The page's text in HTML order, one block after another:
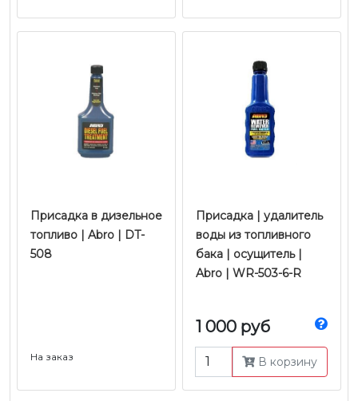
Присадка в дизельное
топливо | Abro | DT-
508
На заказ
Присадка | удалитель
воды из топливного
бака | осущитель |
Abro | WR-503-6-R
1 000 руб
В корзину